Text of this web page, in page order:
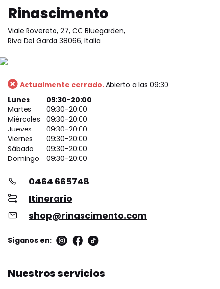
Rinascimento
Viale Rovereto, 27, CC Bluegarden,
Riva Del Garda 38066, Italia
Actualmente cerrado.Abierto a las 09:30
Lunes
09:30-20:00
Martes
09:30-20:00
Miércoles
09:30-20:00
Jueves
09:30-20:00
Viernes
09:30-20:00
Sábado
09:30-20:00
Domingo
09:30-20:00
0464 665748
Itinerario
shop@rinascimento.com
Síganos en:
Nuestros servicios